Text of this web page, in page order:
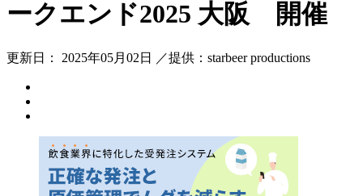
ークエンド2025 大阪 開催
更新日： 2025年05月02日 ／提供：starbeer productions